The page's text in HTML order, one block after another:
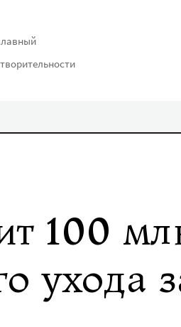
100
ухода